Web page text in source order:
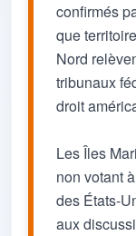
confirmés
que
Nord
tribunaux
droit
Les Îles
non votant
des États-
aux